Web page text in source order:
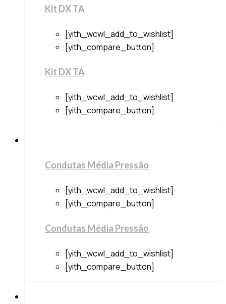
Kit DX TA
[yith_wcwl_add_to_wishlist]
[yith_compare_button]
Kit DX TA
[yith_wcwl_add_to_wishlist]
[yith_compare_button]
Condutas Média Pressão
[yith_wcwl_add_to_wishlist]
[yith_compare_button]
Condutas Média Pressão
[yith_wcwl_add_to_wishlist]
[yith_compare_button]